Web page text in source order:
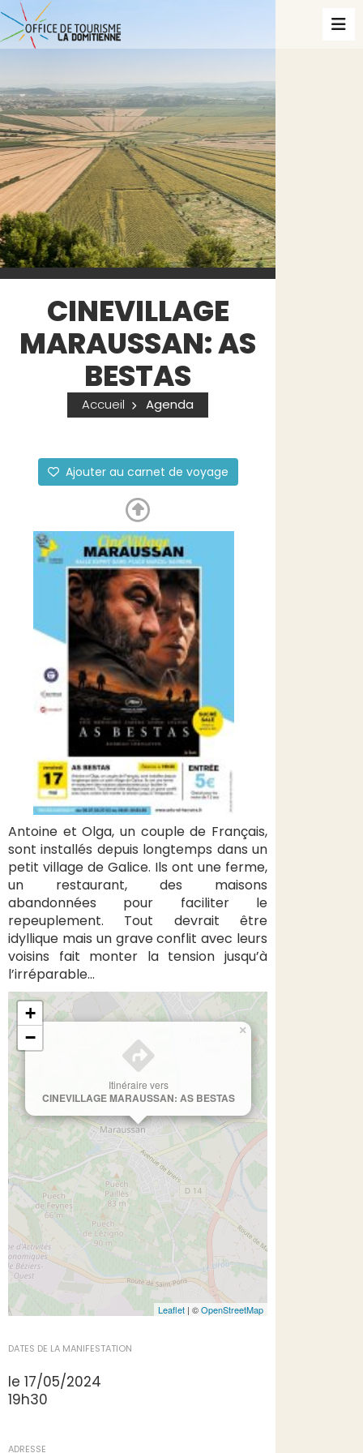
CINEVILLAGE
MARAUSSAN: AS
BESTAS
Accueil Agenda
Ajouter au carnet de voyage
Antoine et Olga, un couple de Français,
sont installés depuis longtemps dans un
petit village de Galice. Ils ont une ferme,
un restaurant, des maisons
abandonnées pour faciliter le
repeuplement. Tout devrait être
idyllique mais un grave conflit avec leurs
voisins fait monter la tension jusqu’à
l’irréparable…
Itinéraire vers
CINEVILLAGE MARAUSSAN: AS BESTAS
×
+
−
Leaflet | ©OpenStreetMap
DATES DE LA MANIFESTATION
le 17/05/2024
19h30
ADRESSE